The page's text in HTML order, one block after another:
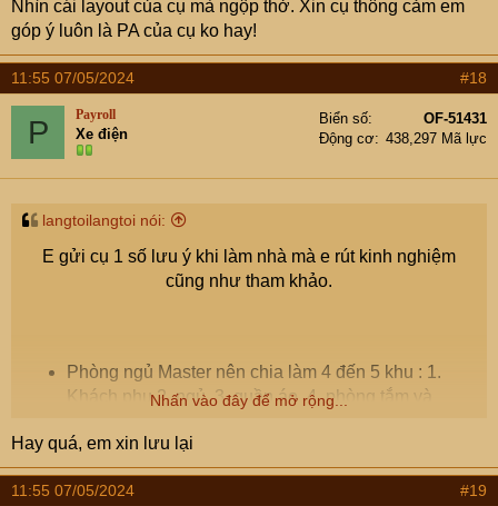
View attachment 8506978 View attachment 8506980
Nhìn cái layout của cụ mà ngộp thở. Xin cụ thông cảm em
góp ý luôn là PA của cụ ko hay!
11:55 07/05/2024 #18
P Payroll
Xe điện
Biển số
OF-51431
Động cơ
438,297 Mã lực
langtoilangtoi nói:
E gửi cụ 1 số lưu ý khi làm nhà mà e rút kinh nghiệm
cũng như tham khảo.
Phòng ngủ Master nên chia làm 4 đến 5 khu : 1.
Khách phụ,2. ngủ, 3. quần áo, 4. phòng tắm và
Trong toilet thiết kế hộc âm tường để đựng sữa tắm,
dầu gội.
Phòng khách (Sinh hoạt chung) không cần quá
Nhấn vào đây để mở rộng...
Hay quá, em xin lưu lại
11:55 07/05/2024 #19